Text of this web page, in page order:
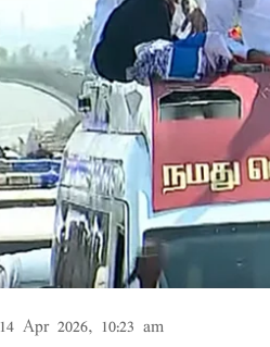
14 Apr 2026, 10:23 am